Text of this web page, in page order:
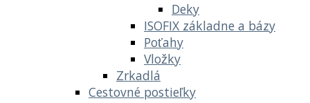
Deky
ISOFIX základne a bázy
Poťahy
Vložky
Zrkadlá
Cestovné postieľky